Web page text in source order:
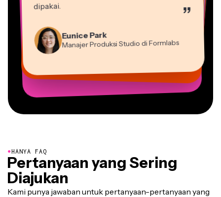
dipakai. ”
Eunice Park
Manajer Produksi Studio di Formlabs
Vannesia Darby
Co-Founder di
AuthentIQMarketing.com
Panos Papagapiou
Gracie Peng
Direktur Konten
Heidi Rae
Natasha Ball
Konsultan
Dina Segovia
Pekerja Freelance Virtual
●HANYA FAQ
Pertanyaan yang Sering
Diajukan
Kami punya jawaban untuk pertanyaan-pertanyaan yang